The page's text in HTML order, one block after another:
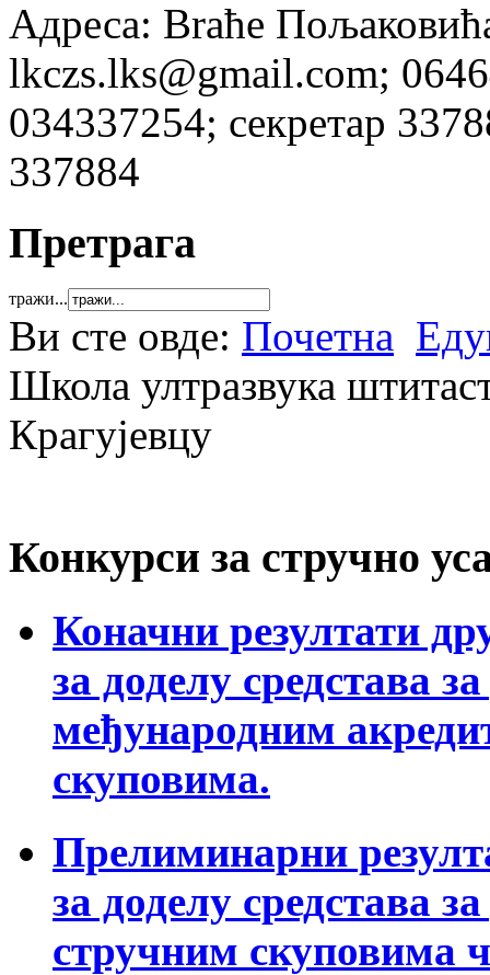
Адреса: Brаће
lkczs.lks@gmail.com;
034337254; секретар
337884
Претрага
тражи...
Ви сте овде: Почетна
Школа ултразвука
Крагујевцу
Конкурси за стручно
Коначни резултати
за доделу средстава
међународним
скуповима.
Прелиминарни
за доделу средстава
стручним скуповима